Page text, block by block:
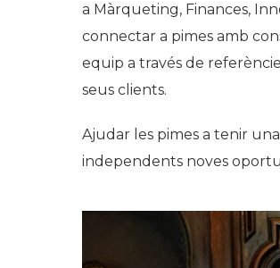
a Màrqueting, Finances,
connectar a pimes amb
equip a través de
seus clients.
Ajudar les pimes a tenir
independents noves